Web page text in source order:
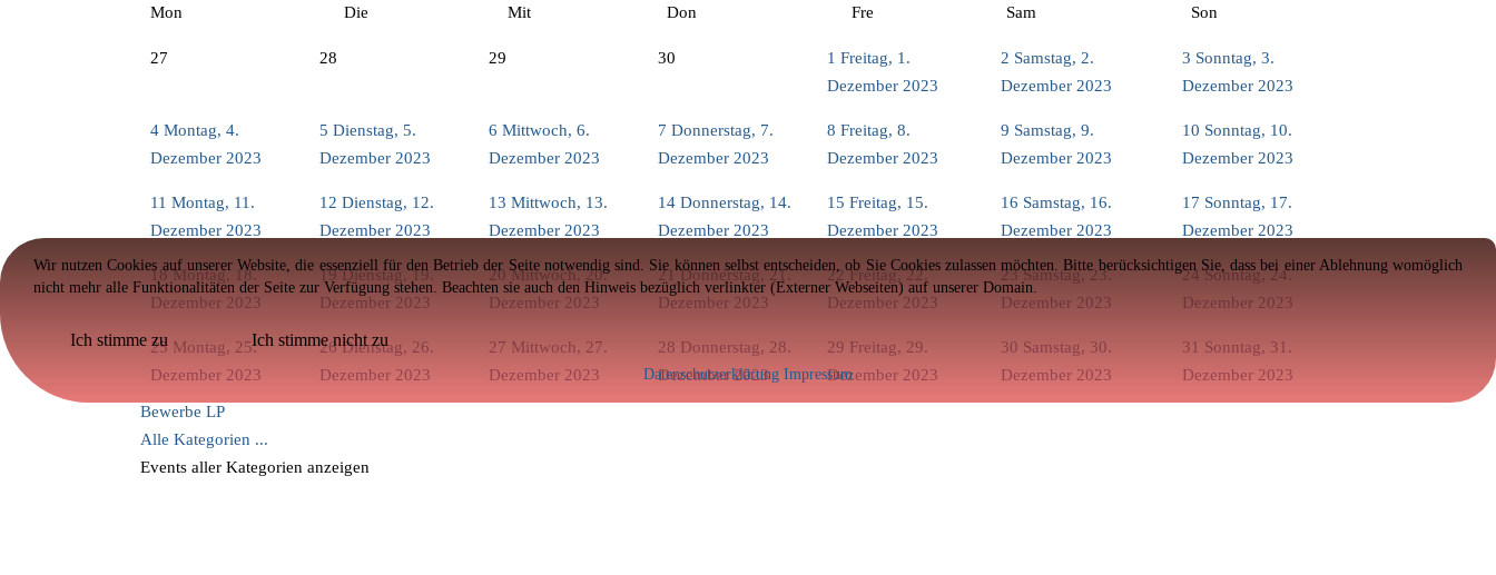
Mon Die Mit Don Fre Sam Son
27 28 29 30 1 Freitag, 1.
Dezember 2023
2 Samstag, 2.
Dezember 2023
3 Sonntag, 3.
Dezember 2023
4 Montag, 4.
Dezember 2023
5 Dienstag, 5.
Dezember 2023
6 Mittwoch, 6.
Dezember 2023
7 Donnerstag, 7.
Dezember 2023
8 Freitag, 8.
Dezember 2023
9 Samstag, 9.
Dezember 2023
10 Sonntag, 10.
Dezember 2023
11 Montag, 11.
Dezember 2023
12 Dienstag, 12.
Dezember 2023
13 Mittwoch, 13.
Dezember 2023
14 Donnerstag, 14.
Dezember 2023
15 Freitag, 15.
Dezember 2023
16 Samstag, 16.
Dezember 2023
17 Sonntag, 17.
Dezember 2023
18 Montag, 18.
Dezember 2023
19 Dienstag, 19.
Dezember 2023
20 Mittwoch, 20.
Dezember 2023
21 Donnerstag, 21.
Dezember 2023
22 Freitag, 22.
Dezember 2023
23 Samstag, 23.
Dezember 2023
24 Sonntag, 24.
Dezember 2023
25 Montag, 25.
Dezember 2023
26 Dienstag, 26.
Dezember 2023
27 Mittwoch, 27.
Dezember 2023
28 Donnerstag, 28.
Dezember 2023
29 Freitag, 29.
Dezember 2023
30 Samstag, 30.
Dezember 2023
31 Sonntag, 31.
Dezember 2023
Bewerbe LP
Alle Kategorien ...
Events aller Kategorien anzeigen
Wir nutzen Cookies auf unserer Website, die essenziell für den Betrieb der Seite notwendig sind. Sie können selbst entscheiden, ob Sie Cookies zulassen möchten. Bitte berücksichtigen Sie, dass bei einer Ablehnung womöglich
nicht mehr alle Funktionalitäten der Seite zur Verfügung stehen. Beachten sie auch den Hinweis bezüglich verlinkter (Externer Webseiten) auf unserer Domain.
Ich stimme zu Ich stimme nicht zu
Datenschutzerklärung Impressum